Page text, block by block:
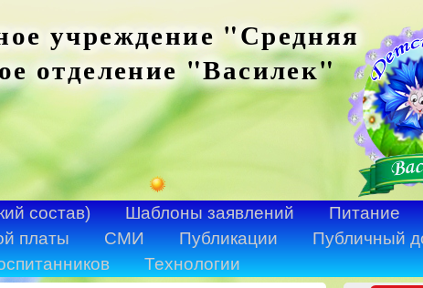
учреждение "Средняя
отделение "Василек"
состав) Шаблоны заявлений
Питание
платы СМИ Публикации
Публичный
Технологии